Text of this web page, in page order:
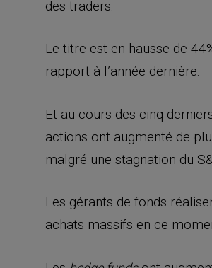
des traders.
Le titre est en hausse de
rapport à l’année dernière.
Et au cours des cinq
actions ont augmenté de
malgré une stagnation du
Les gérants de fonds
achats massifs en ce